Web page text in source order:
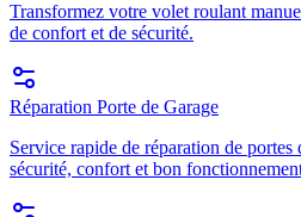
Transformez votre volet roulant
de confort et de sécurité.
Réparation Porte de Garage
Service rapide de réparation de
sécurité, confort et bon